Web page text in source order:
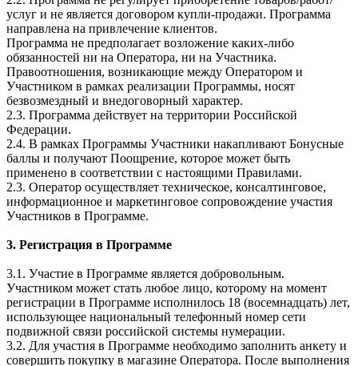
услуг и не является договором купли-продажи. Программа
направлена на привлечение клиентов.
Программа не предполагает возложение каких-либо
обязанностей ни на Оператора, ни на Участника.
Правоотношения, возникающие между Оператором и
Участником в рамках реализации Программы, носят
безвозмездный и внедоговорный характер.
2.3. Программа действует на территории Российской
Федерации.
2.4. В рамках Программы Участники накапливают Бонусные
баллы и получают Поощрение, которое может быть
применено в соответствии с настоящими Правилами.
2.3. Оператор осуществляет техническое, консалтинговое,
информационное и маркетинговое сопровождение участия
Участников в Программе.
3. Регистрация в Программе
3.1. Участие в Программе является добровольным.
Участником может стать любое лицо, которому на момент
регистрации в Программе исполнилось 18 (восемнадцать) лет,
использующее национальный телефонный номер сети
подвижной связи российской системы нумерации.
3.2. Для участия в Программе необходимо заполнить анкету и
совершить покупку в магазине Оператора. После выполнения